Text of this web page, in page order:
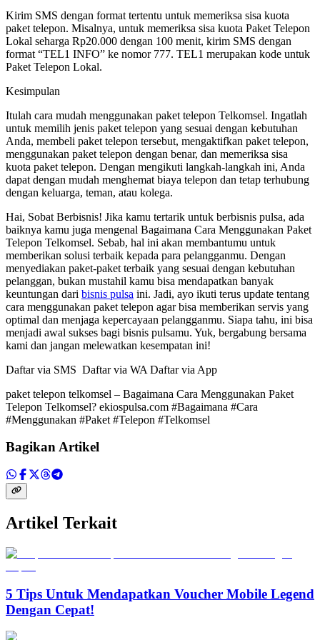
Kirim SMS dengan format tertentu untuk memeriksa sisa kuota
paket telepon. Misalnya, untuk memeriksa sisa kuota Paket Telepon
Lokal seharga Rp20.000 dengan 100 menit, kirim SMS dengan
format “TEL1 INFO” ke nomor 777. TEL1 merupakan kode untuk
Paket Telepon Lokal.
Kesimpulan
Itulah cara mudah menggunakan paket telepon Telkomsel. Ingatlah
untuk memilih jenis paket telepon yang sesuai dengan kebutuhan
Anda, membeli paket telepon tersebut, mengaktifkan paket telepon,
menggunakan paket telepon dengan benar, dan memeriksa sisa
kuota paket telepon. Dengan mengikuti langkah-langkah ini, Anda
dapat dengan mudah menghemat biaya telepon dan tetap terhubung
dengan keluarga, teman, atau kolega.
Hai, Sobat Berbisnis! Jika kamu tertarik untuk berbisnis pulsa, ada
baiknya kamu juga mengenal Bagaimana Cara Menggunakan Paket
Telepon Telkomsel. Sebab, hal ini akan membantumu untuk
memberikan solusi terbaik kepada para pelangganmu. Dengan
menyediakan paket-paket terbaik yang sesuai dengan kebutuhan
pelanggan, bukan mustahil kamu bisa mendapatkan banyak
keuntungan dari bisnis pulsa ini. Jadi, ayo ikuti terus update tentang
cara menggunakan paket telepon agar bisa memberikan servis yang
optimal dan menjaga kepercayaan pelangganmu. Siapa tahu, ini bisa
menjadi awal sukses bagi bisnis pulsamu. Yuk, bergabung bersama
kami dan jangan melewatkan kesempatan ini!
Daftar via SMS Daftar via WA Daftar via App
paket telepon telkomsel – Bagaimana Cara Menggunakan Paket
Telepon Telkomsel? ekiospulsa.com #Bagaimana #Cara
#Menggunakan #Paket #Telepon #Telkomsel
Bagikan Artikel
Artikel Terkait
5 Tips Untuk Mendapatkan Voucher Mobile Legend
Dengan Cepat!